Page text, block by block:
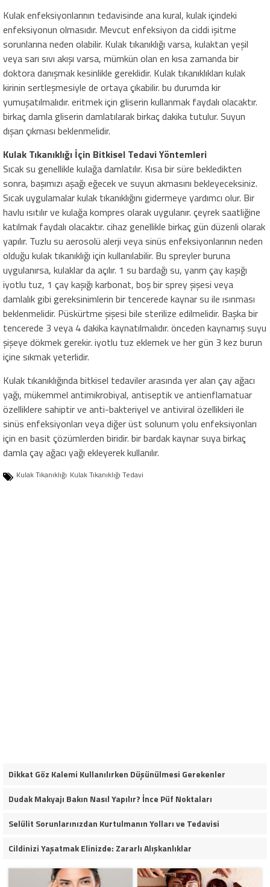
Kulak enfeksiyonlarının tedavisinde ana kural, kulak içindeki
enfeksiyonun olmasıdır. Mevcut enfeksiyon da ciddi işitme
sorunlarına neden olabilir. Kulak tıkanıklığı varsa, kulaktan yeşil
veya sarı sıvı akışı varsa, mümkün olan en kısa zamanda bir
doktora danışmak kesinlikle gereklidir. Kulak tıkanıklıkları kulak
kirinin sertleşmesiyle de ortaya çıkabilir. bu durumda kir
yumuşatılmalıdır. eritmek için gliserin kullanmak faydalı olacaktır.
birkaç damla gliserin damlatılarak birkaç dakika tutulur. Suyun
dışarı çıkması beklenmelidir.
Kulak Tıkanıklığı İçin Bitkisel Tedavi Yöntemleri
Sıcak su genellikle kulağa damlatılır. Kısa bir süre bekledikten
sonra, başımızı aşağı eğecek ve suyun akmasını bekleyeceksiniz.
Sıcak uygulamalar kulak tıkanıklığını gidermeye yardımcı olur. Bir
havlu ısıtılır ve kulağa kompres olarak uygulanır. çeyrek saatliğine
katılmak faydalı olacaktır. cihaz genellikle birkaç gün düzenli olarak
yapılır. Tuzlu su aerosolü alerji veya sinüs enfeksiyonlarının neden
olduğu kulak tıkanıklığı için kullanılabilir. Bu spreyler buruna
uygulanırsa, kulaklar da açılır. 1 su bardağı su, yarım çay kaşığı
iyotlu tuz, 1 çay kaşığı karbonat, boş bir sprey şişesi veya
damlalık gibi gereksinimlerin bir tencerede kaynar su ile ısınması
beklenmelidir. Püskürtme şişesi bile sterilize edilmelidir. Başka bir
tencerede 3 veya 4 dakika kaynatılmalıdır. önceden kaynamış suyu
şişeye dökmek gerekir. iyotlu tuz eklemek ve her gün 3 kez burun
içine sıkmak yeterlidir.
Kulak tıkanıklığında bitkisel tedaviler arasında yer alan çay ağacı
yağı, mükemmel antimikrobiyal, antiseptik ve antienflamatuar
özelliklere sahiptir ve anti-bakteriyel ve antiviral özellikleri ile
sinüs enfeksiyonları veya diğer üst solunum yolu enfeksiyonları
için en basit çözümlerden biridir. bir bardak kaynar suya birkaç
damla çay ağacı yağı ekleyerek kullanılır.
Kulak Tıkanıklığı Kulak Tıkanıklığı Tedavi
Dikkat Göz Kalemi Kullanılırken Düşünülmesi Gerekenler
Dudak Makyajı Bakın Nasıl Yapılır? İnce Püf Noktaları
Selülit Sorunlarınızdan Kurtulmanın Yolları ve Tedavisi
Cildinizi Yaşatmak Elinizde: Zararlı Alışkanlıklar